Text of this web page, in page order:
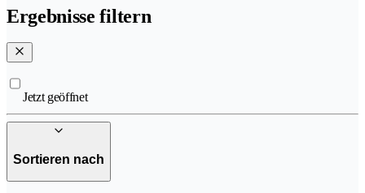
Ergebnisse filtern
Jetzt geöffnet
Sortieren nach